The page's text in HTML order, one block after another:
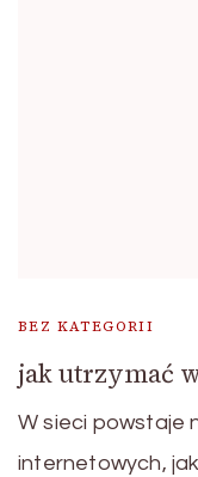
BEZ KATEGORII
jak utrzymać
W sieci powstaje
internetowych,